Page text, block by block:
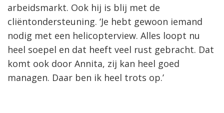
arbeidsmarkt. Ook hij is blij met de
cliëntondersteuning. ‘Je hebt gewoon iemand
nodig met een helicopterview. Alles loopt nu
heel soepel en dat heeft veel rust gebracht. Dat
komt ook door Annita, zij kan heel goed
managen. Daar ben ik heel trots op.’